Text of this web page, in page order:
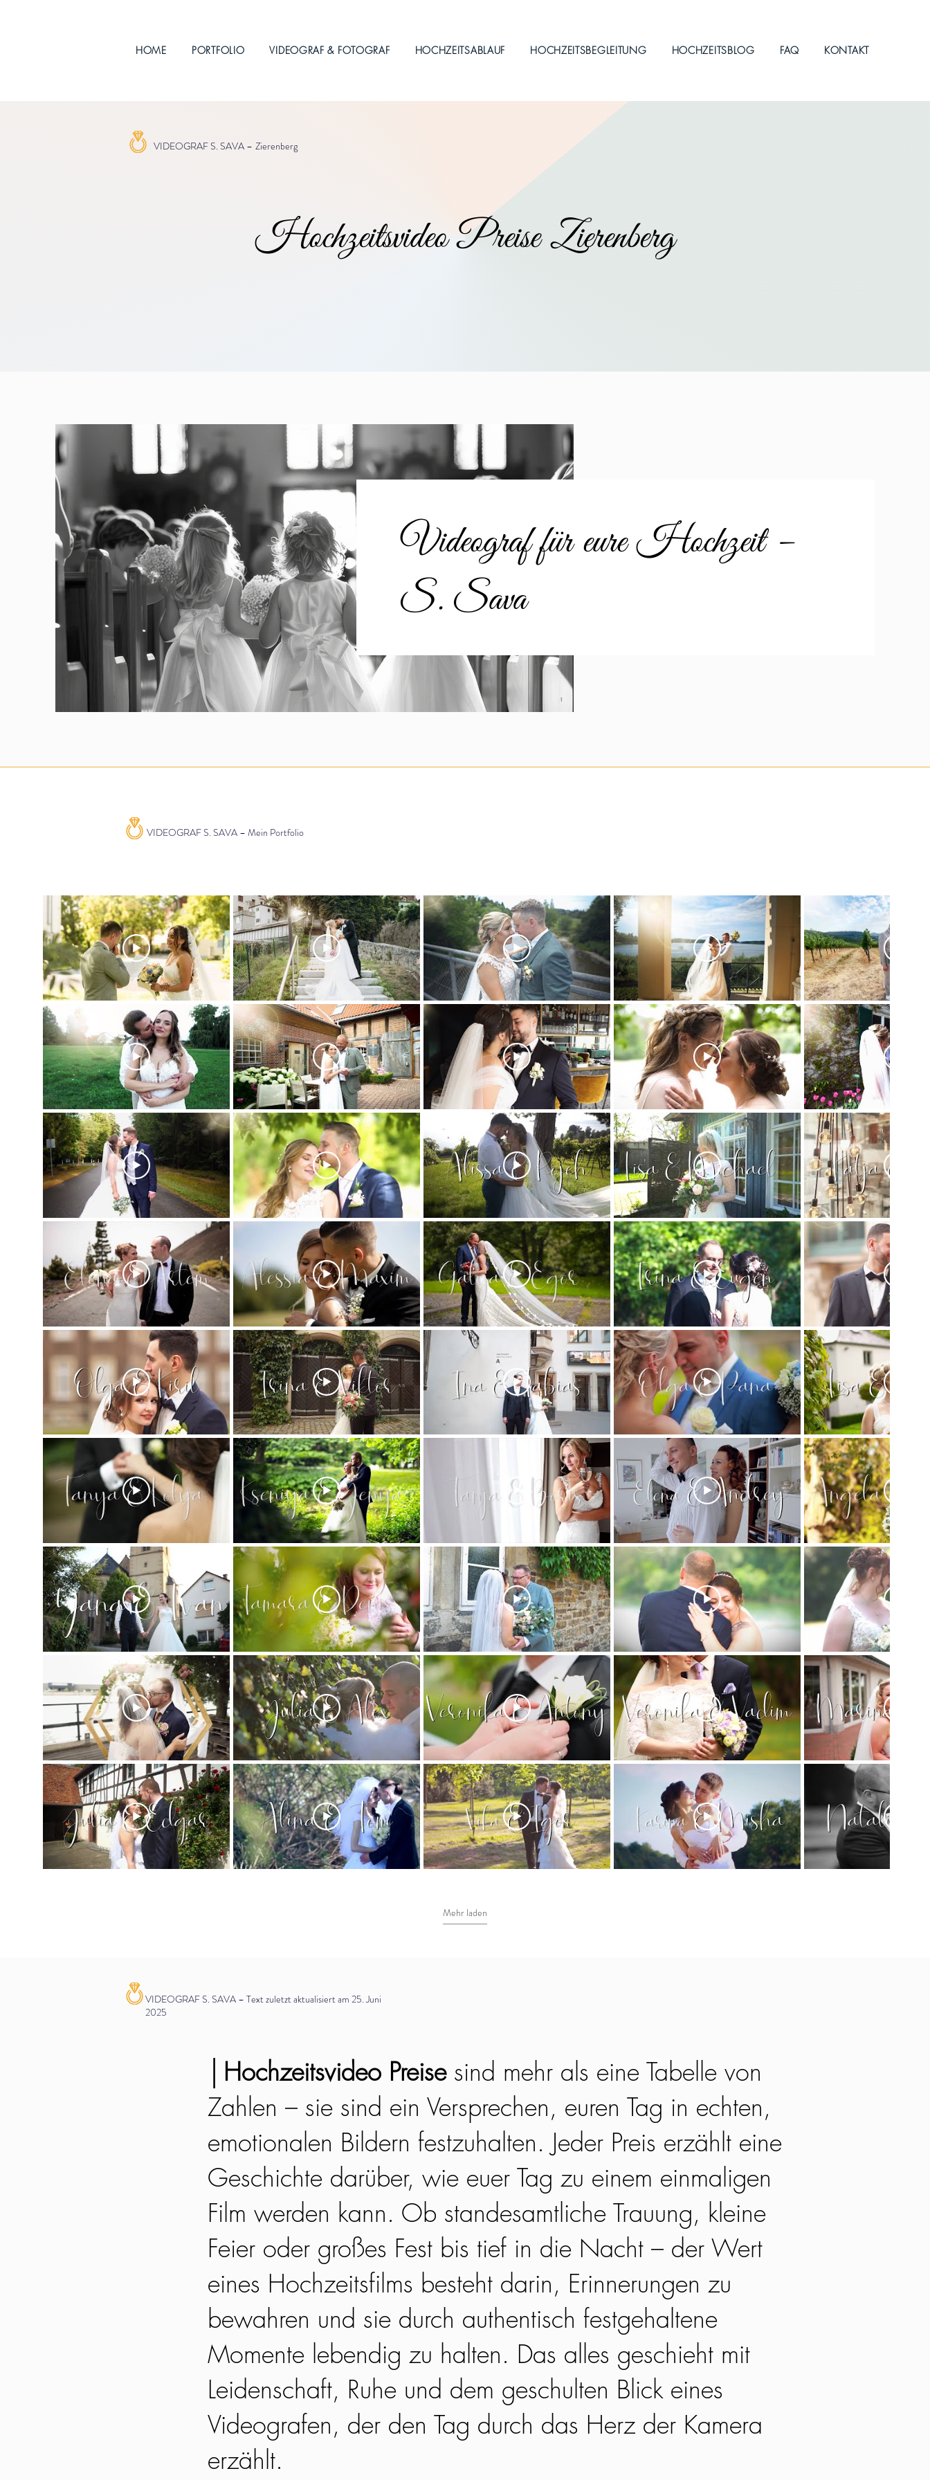
HOME PORTFOLIO VIDEOGRAF & FOTOGRAF HOCHZEITSABLAUF HOCHZEITSBEGLEITUNG HOCHZEITSBLOG FAQ KONTAKT
VIDEOGRAF S. SAVA – Zierenberg
Hochzeitsvideo Preise Zierenberg
Videograf für eure Hochzeit –
S. Sava
VIDEOGRAF S. SAVA – Mein Portfolio
Mehr laden
VIDEOGRAF S. SAVA – Text zuletzt aktualisiert am 25. Juni
2025
Hochzeitsvideo Preisesind mehr als eine Tabelle von
Zahlen – sie sind ein Versprechen, euren Tag in echten,
emotionalen Bildern festzuhalten. Jeder Preis erzählt eine
Geschichte darüber, wie euer Tag zu einem einmaligen
Film werden kann. Ob standesamtliche Trauung, kleine
Feier oder großes Fest bis tief in die Nacht – der Wert
eines Hochzeitsfilms besteht darin, Erinnerungen zu
bewahren und sie durch authentisch festgehaltene
Momente lebendig zu halten. Das alles geschieht mit
Leidenschaft, Ruhe und dem geschulten Blick eines
Videografen, der den Tag durch das Herz der Kamera
erzählt.